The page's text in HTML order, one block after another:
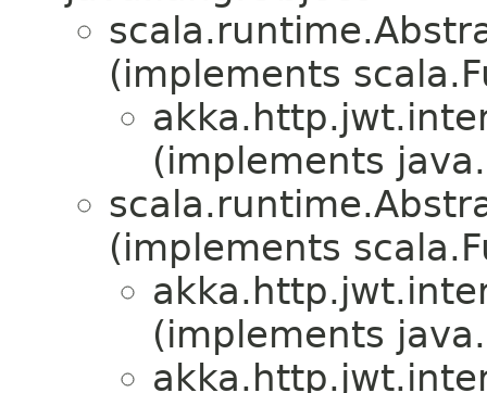
(implements
(implements
(implements
(implements